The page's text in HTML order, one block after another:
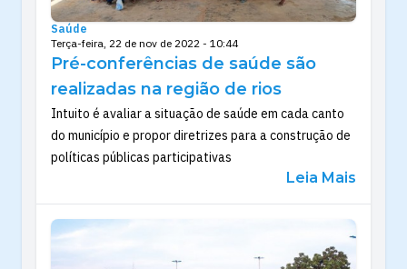
Saúde
Terça-feira, 22 de nov de 2022 - 10:44
Pré-conferências de saúde são
realizadas na região de rios
Intuito é avaliar a situação de saúde em cada canto
do município e propor diretrizes para a construção de
políticas públicas participativas
Leia Mais